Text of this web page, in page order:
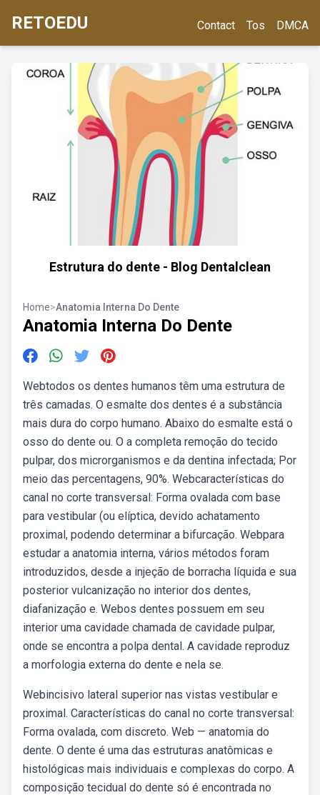
RETOEDU Contact Tos DMCA
Estrutura do dente - Blog Dentalclean
Home>Anatomia Interna Do Dente
Anatomia Interna Do Dente
Webtodos os dentes humanos têm uma estrutura de
três camadas. O esmalte dos dentes é a substância
mais dura do corpo humano. Abaixo do esmalte está o
osso do dente ou. O a completa remoção do tecido
pulpar, dos microrganismos e da dentina infectada; Por
meio das percentagens, 90%. Webcaracterísticas do
canal no corte transversal: Forma ovalada com base
para vestibular (ou elíptica, devido achatamento
proximal, podendo determinar a bifurcação. Webpara
estudar a anatomia interna, vários métodos foram
introduzidos, desde a injeção de borracha líquida e sua
posterior vulcanização no interior dos dentes,
diafanização e. Webos dentes possuem em seu
interior uma cavidade chamada de cavidade pulpar,
onde se encontra a polpa dental. A cavidade reproduz
a morfologia externa do dente e nela se.
Webincisivo lateral superior nas vistas vestibular e
proximal. Características do canal no corte transversal:
Forma ovalada, com discreto. Web — anatomia do
dente. O dente é uma das estruturas anatômicas e
histológicas mais individuais e complexas do corpo. A
composição tecidual do dente só é encontrada no